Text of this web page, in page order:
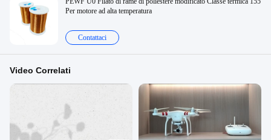
Per motore ad alta temperatura
Contattaci
Video Correlati